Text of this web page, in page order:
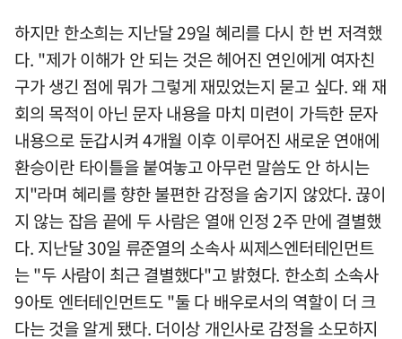
하지만 한소희는 지난달 29일 혜리를 다시 한 번 저격했
다. "제가 이해가 안 되는 것은 헤어진 연인에게 여자친
구가 생긴 점에 뭐가 그렇게 재밌었는지 묻고 싶다. 왜 재
회의 목적이 아닌 문자 내용을 마치 미련이 가득한 문자
내용으로 둔갑시켜 4개월 이후 이루어진 새로운 연애에
환승이란 타이틀을 붙여놓고 아무런 말씀도 안 하시는
지"라며 혜리를 향한 불편한 감정을 숨기지 않았다. 끊이
지 않는 잡음 끝에 두 사람은 열애 인정 2주 만에 결별했
다. 지난달 30일 류준열의 소속사 씨제스엔터테인먼트
는 "두 사람이 최근 결별했다"고 밝혔다. 한소희 소속사
9아토 엔터테인먼트도 "둘 다 배우로서의 역할이 더 크
다는 것을 알게 됐다. 더이상 개인사로 감정을 소모하지